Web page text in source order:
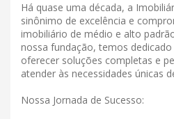
Há quase uma década, a
sinônimo de excelência e
imobiliário de médio e alto
nossa fundação, temos
oferecer soluções completas e
atender às necessidades únicas
Nossa Jornada de Sucesso: